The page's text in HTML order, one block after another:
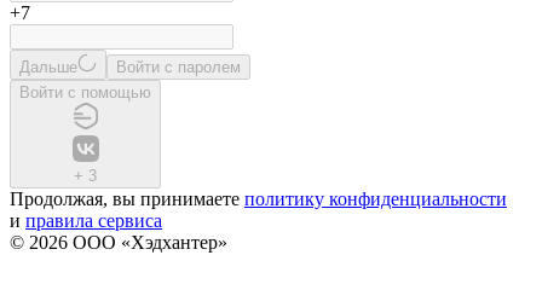
+7
Дальше
Войти с паролем
Войти с помощью
+ 3
Продолжая, вы принимаете политику конфиденциальности
и правила сервиса
© 2026 ООО «Хэдхантер»